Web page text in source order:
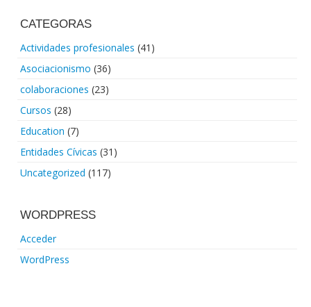
CATEGORAS
Actividades profesionales (41)
Asociacionismo (36)
colaboraciones (23)
Cursos (28)
Education (7)
Entidades Cívicas (31)
Uncategorized (117)
WORDPRESS
Acceder
WordPress